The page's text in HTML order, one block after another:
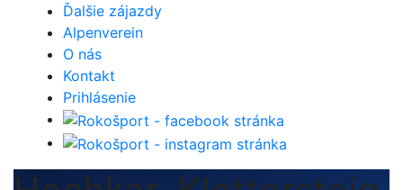
Ďalšie zájazdy
Alpenverein
O nás
Kontakt
Prihlásenie